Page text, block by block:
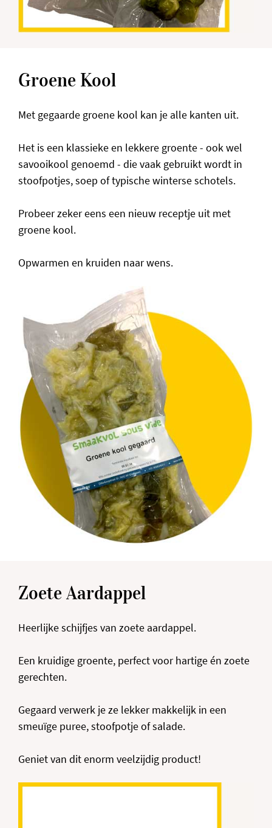
Groene Kool
Met gegaarde groene kool kan je alle kanten uit.
Het is een klassieke en lekkere groente - ook wel
savooikool genoemd - die vaak gebruikt wordt in
stoofpotjes, soep of typische winterse schotels.
Probeer zeker eens een nieuw receptje uit met
groene kool.
Opwarmen en kruiden naar wens.
Zoete Aardappel
Heerlijke schijfjes van zoete aardappel.
Een kruidige groente, perfect voor hartige én zoete
gerechten.
Gegaard verwerk je ze lekker makkelijk in een
smeuïge puree, stoofpotje of salade.
Geniet van dit enorm veelzijdig product!